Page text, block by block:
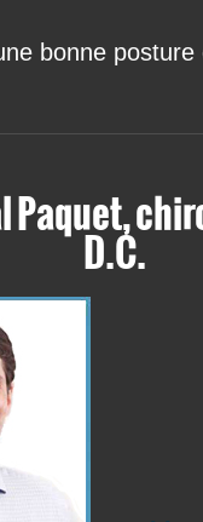
bonne posture
Paquet,
D.C.